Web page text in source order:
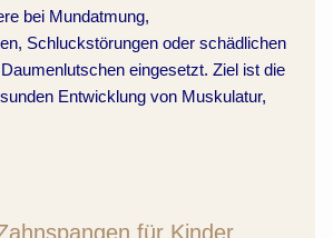
bei Mundatmung,
Schluckstörungen oder schädlichen
eingesetzt. Ziel ist die
Entwicklung von Muskulatur,
für Kinder